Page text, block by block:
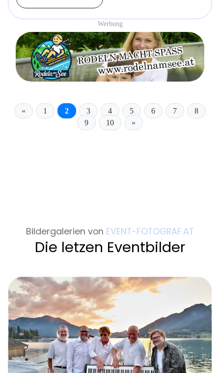
Werbung
« 1 2 3 4 5 6 7
8
9
10 »
Bildergalerien von EVENT-FOTOGRAF.AT
Die letzen Eventbilder